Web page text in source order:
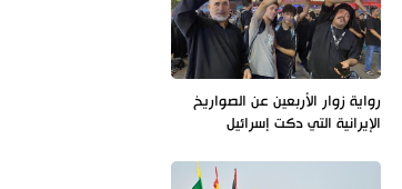
رواية زوار الأربعين عن الصواريخ
الإيرانية التي دكت إسرائيل